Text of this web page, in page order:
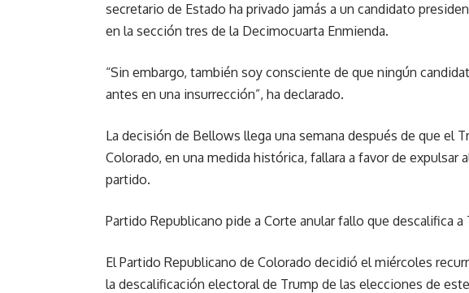
secretario de Estado ha privado jamás a un candidato
en la sección tres de la Decimocuarta Enmienda.
“Sin embargo, también soy consciente de que ningún
antes en una insurrección”, ha declarado.
La decisión de Bellows llega una semana después de que el
Colorado, en una medida histórica, fallara a favor de expulsar
partido.
Partido Republicano pide a Corte anular fallo que descalifica
El Partido Republicano de Colorado decidió el miércoles
la descalificación electoral de Trump de las elecciones de